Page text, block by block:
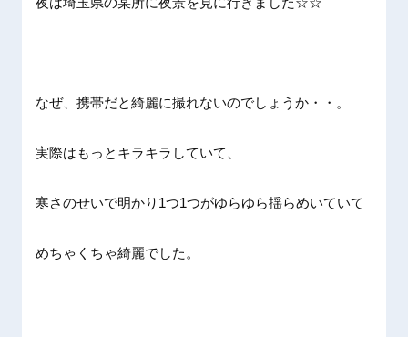
なぜ、携帯だと綺麗に撮れないのでしょうか・・。
実際はもっとキラキラしていて、
寒さのせいで明かり1つ1つがゆらゆら揺らめいていて
めちゃくちゃ綺麗でした。